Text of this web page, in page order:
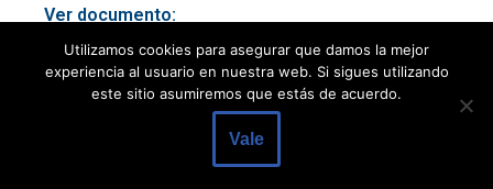
Ver documento:
BOE-B-2020-13514
Anuncio de corrección de errores de: Dirección
del Instituto Nacional de Gestión Sanitaria
Utilizamos cookies para asegurar que damos la mejor
experiencia al usuario en nuestra web. Si sigues utilizando
este sitio asumiremos que estás de acuerdo.
Vale